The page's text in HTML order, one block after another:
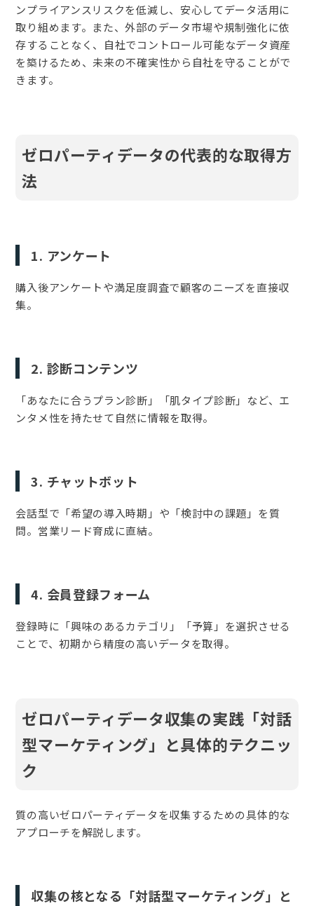
ンプライアンスリスクを低減し、安心してデータ活用に
取り組めます。また、外部のデータ市場や規制強化に依
存することなく、自社でコントロール可能なデータ資産
を築けるため、未来の不確実性から自社を守ることがで
きます。
ゼロパーティデータの代表的な取得方
法
1. アンケート
購入後アンケートや満足度調査で顧客のニーズを直接収
集。
2. 診断コンテンツ
「あなたに合うプラン診断」「肌タイプ診断」など、エ
ンタメ性を持たせて自然に情報を取得。
3. チャットボット
会話型で「希望の導入時期」や「検討中の課題」を質
問。営業リード育成に直結。
4. 会員登録フォーム
登録時に「興味のあるカテゴリ」「予算」を選択させる
ことで、初期から精度の高いデータを取得。
ゼロパーティデータ収集の実践「対話
型マーケティング」と具体的テクニッ
ク
質の高いゼロパーティデータを収集するための具体的な
アプローチを解説します。
収集の核となる「対話型マーケティング」と